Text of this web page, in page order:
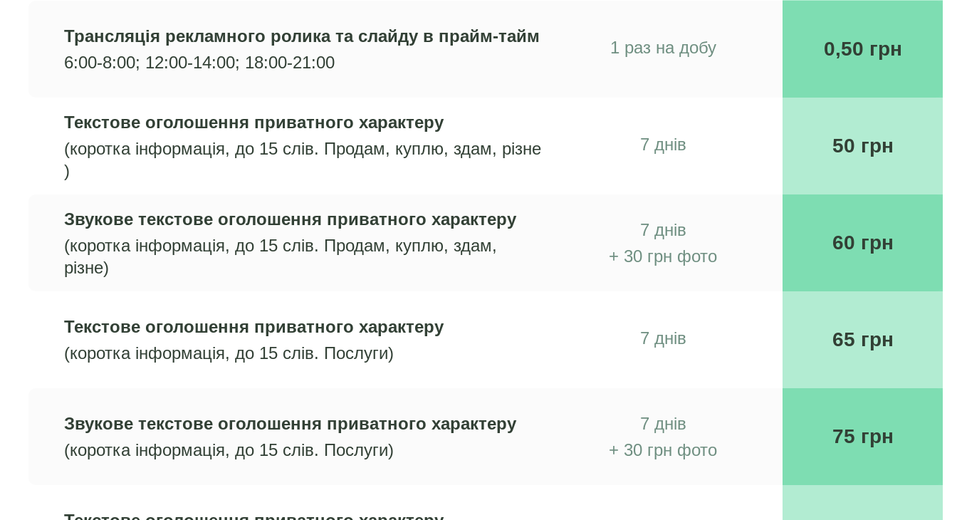
Трансляція рекламного ролика та слайду в прайм-тайм
6:00-8:00; 12:00-14:00; 18:00-21:00
1 раз на добу 0,50 грн
Текстове оголошення приватного характеру
(коротка інформація, до 15 слів. Продам, куплю, здам, різне
)
7 днів 50 грн
Звукове текстове оголошення приватного характеру
(коротка інформація, до 15 слів. Продам, куплю, здам,
різне)
7 днів
+ 30 грн фото
60 грн
Текстове оголошення приватного характеру
(коротка інформація, до 15 слів. Послуги)
7 днів 65 грн
Звукове текстове оголошення приватного характеру
(коротка інформація, до 15 слів. Послуги)
7 днів
+ 30 грн фото
75 грн